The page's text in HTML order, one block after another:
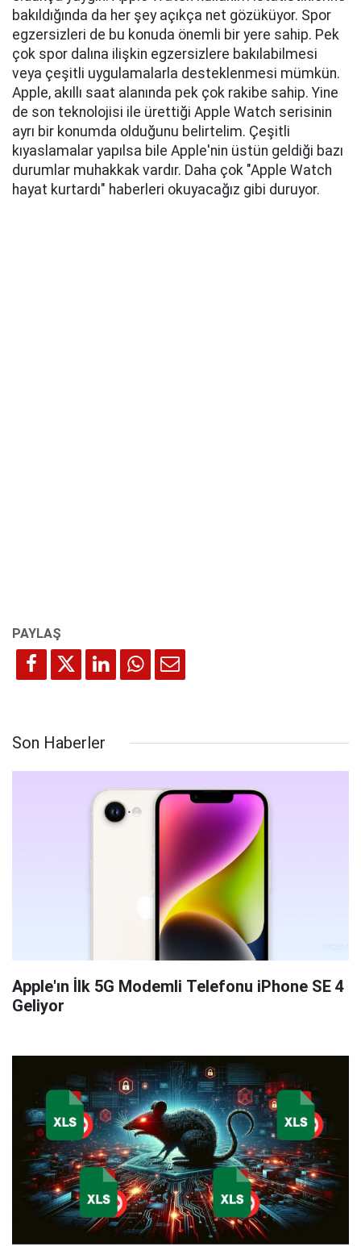
bakıldığında da her şey açıkça net gözüküyor. Spor
egzersizleri de bu konuda önemli bir yere sahip. Pek
çok spor dalına ilişkin egzersizlere bakılabilmesi
veya çeşitli uygulamalarla desteklenmesi mümkün.
Apple, akıllı saat alanında pek çok rakibe sahip. Yine
de son teknolojisi ile ürettiği Apple Watch serisinin
ayrı bir konumda olduğunu belirtelim. Çeşitli
kıyaslamalar yapılsa bile Apple'nin üstün geldiği bazı
durumlar muhakkak vardır. Daha çok "Apple Watch
hayat kurtardı" haberleri okuyacağız gibi duruyor.
Son Haberler
Apple'ın İlk 5G Modemli Telefonu iPhone SE 4
Geliyor